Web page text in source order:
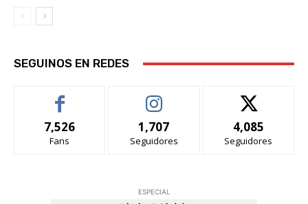
SEGUINOS EN REDES
7,526
Fans
1,707
Seguidores
4,085
Seguidores
ESPECIAL